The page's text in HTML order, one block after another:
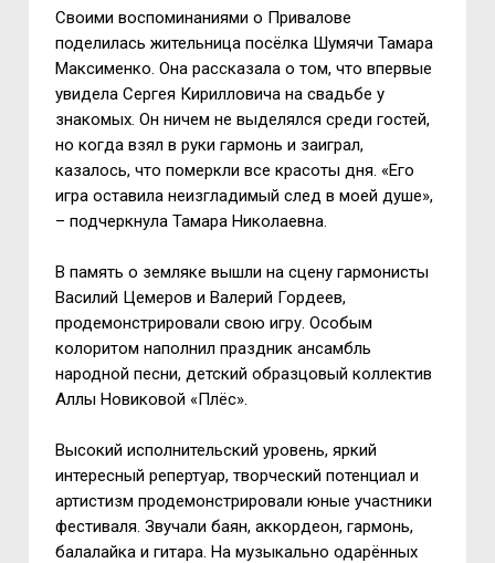
Своими воспоминаниями о Привалове
поделилась жительница посёлка Шумячи Тамара
Максименко. Она рассказала о том, что впервые
увидела Сергея Кирилловича на свадьбе у
знакомых. Он ничем не выделялся среди гостей,
но когда взял в руки гармонь и заиграл,
казалось, что померкли все красоты дня. «Его
игра оставила неизгладимый след в моей душе»,
– подчеркнула Тамара Николаевна.
В память о земляке вышли на сцену гармонисты
Василий Цемеров и Валерий Гордеев,
продемонстрировали свою игру. Особым
колоритом наполнил праздник ансамбль
народной песни, детский образцовый коллектив
Аллы Новиковой «Плёс».
Высокий исполнительский уровень, яркий
интересный репертуар, творческий потенциал и
артистизм продемонстрировали юные участники
фестиваля. Звучали баян, аккордеон, гармонь,
балалайка и гитара. На музыкально одарённых